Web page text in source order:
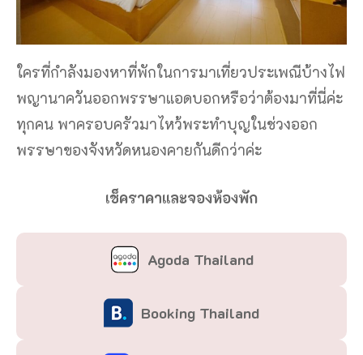
ใครที่กำลังมองหาที่พักในการมาเที่ยวประเพณีบ้างไฟ
พญานาควันออกพรรษาแอดบอกหรือว่าต้องมาที่นี่ค่ะ
ทุกคน พาครอบครัวมาไหว้พระทำบุญในช่วงออก
พรรษาของจังหวัดหนองคายกันดีกว่าค่ะ
เช็คราคาและจองห้องพัก
Agoda Thailand
Booking Thailand